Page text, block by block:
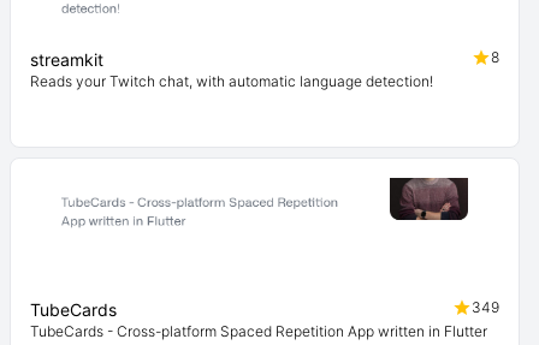
streamkit
8
Reads your Twitch chat, with automatic language detection!
TubeCards
349
TubeCards - Cross-platform Spaced Repetition App written in Flutter